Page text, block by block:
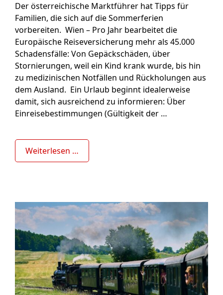
Der österreichische Marktführer hat Tipps für
Familien, die sich auf die Sommerferien
vorbereiten. Wien – Pro Jahr bearbeitet die
Europäische Reiseversicherung mehr als 45.000
Schadensfälle: Von Gepäckschäden, über
Stornierungen, weil ein Kind krank wurde, bis hin
zu medizinischen Notfällen und Rückholungen aus
dem Ausland. Ein Urlaub beginnt idealerweise
damit, sich ausreichend zu informieren: Über
Einreisebestimmungen (Gültigkeit der …
Weiterlesen …